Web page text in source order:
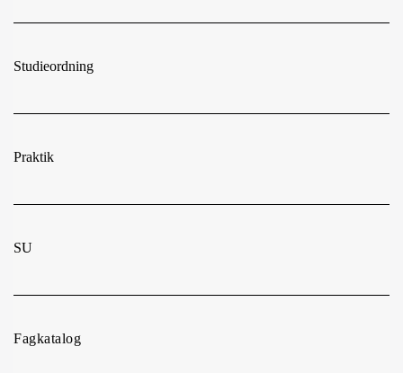
Studieordning
Praktik
SU
Fagkatalog